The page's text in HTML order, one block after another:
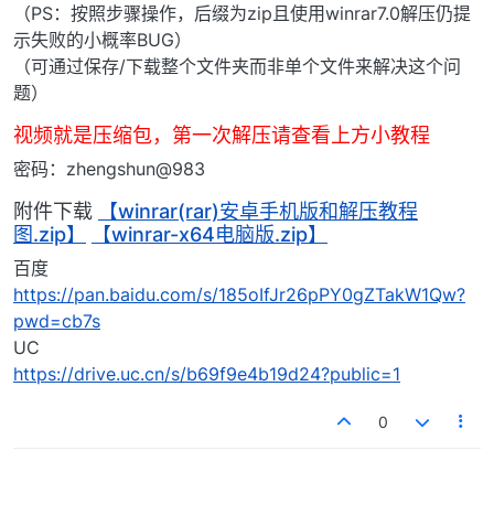
（PS：按照步骤操作，后缀为zip且使用winrar7.0解压仍提
示失败的小概率BUG）
（可通过保存/下载整个文件夹而非单个文件来解决这个问
题）
视频就是压缩包，第一次解压请查看上方小教程
密码：zhengshun@983
附件下载
【winrar(rar)安卓手机版和解压教程
图.zip】
【winrar-x64电脑版.zip】
百度
https://pan.baidu.com/s/185oIfJr26pPY0gZTakW1Qw?
pwd=cb7s
UC
https://drive.uc.cn/s/b69f9e4b19d24?public=1
0